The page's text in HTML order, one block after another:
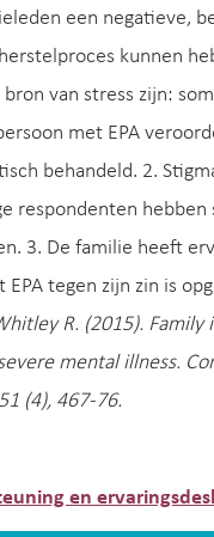
een negatieve,
kunnen
van stress zijn:
met EPA
behandeld. 2.
respondenten hebben
3. De familie heeft
EPA tegen zijn zin is
R. (2015). Family
mental illness.
(4), 467-76.
en